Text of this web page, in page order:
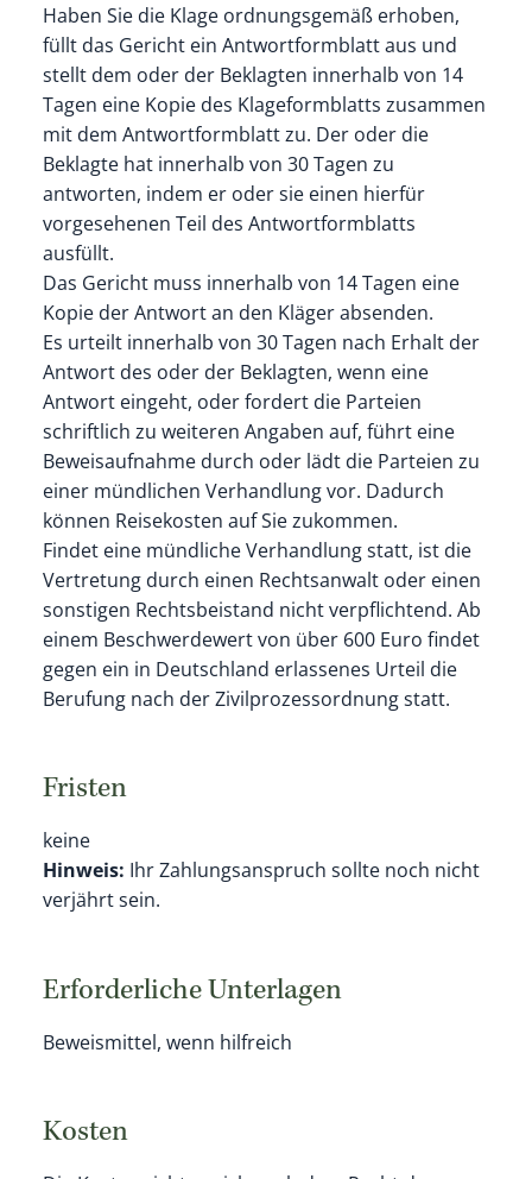
Haben Sie die Klage ordnungsgemäß erhoben,
füllt das Gericht ein Antwortformblatt aus und
stellt dem oder der Beklagten innerhalb von 14
Tagen eine Kopie des Klageformblatts zusammen
mit dem Antwortformblatt zu. Der oder die
Beklagte hat innerhalb von 30 Tagen zu
antworten, indem er oder sie einen hierfür
vorgesehenen Teil des Antwortformblatts
ausfüllt.
Das Gericht muss innerhalb von 14 Tagen eine
Kopie der Antwort an den Kläger absenden.
Es urteilt innerhalb von 30 Tagen nach Erhalt der
Antwort des oder der Beklagten, wenn eine
Antwort eingeht, oder fordert die Parteien
schriftlich zu weiteren Angaben auf, führt eine
Beweisaufnahme durch oder lädt die Parteien zu
einer mündlichen Verhandlung vor. Dadurch
können Reisekosten auf Sie zukommen.
Findet eine mündliche Verhandlung statt, ist die
Vertretung durch einen Rechtsanwalt oder einen
sonstigen Rechtsbeistand nicht verpflichtend. Ab
einem Beschwerdewert von über 600 Euro findet
gegen ein in Deutschland erlassenes Urteil die
Berufung nach der Zivilprozessordnung statt.
Fristen
keine
Hinweis: Ihr Zahlungsanspruch sollte noch nicht
verjährt sein.
Erforderliche Unterlagen
Beweismittel, wenn hilfreich
Kosten